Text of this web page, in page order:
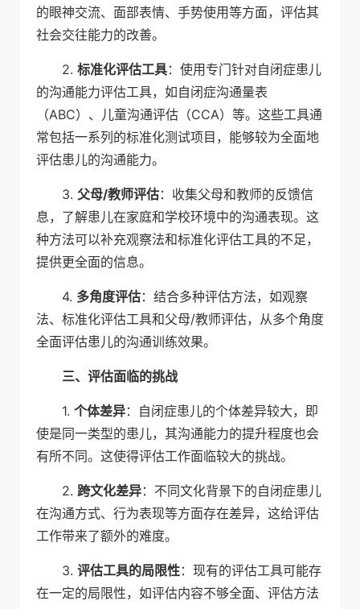
的眼神交流、面部表情、手势使用等方面，评估其
社会交往能力的改善。
2. 标准化评估工具：使用专门针对自闭症患儿
的沟通能力评估工具，如自闭症沟通量表
（ABC）、儿童沟通评估（CCA）等。这些工具通
常包括一系列的标准化测试项目，能够较为全面地
评估患儿的沟通能力。
3. 父母/教师评估：收集父母和教师的反馈信
息，了解患儿在家庭和学校环境中的沟通表现。这
种方法可以补充观察法和标准化评估工具的不足，
提供更全面的信息。
4. 多角度评估：结合多种评估方法，如观察
法、标准化评估工具和父母/教师评估，从多个角度
全面评估患儿的沟通训练效果。
三、评估面临的挑战
1. 个体差异：自闭症患儿的个体差异较大，即
使是同一类型的患儿，其沟通能力的提升程度也会
有所不同。这使得评估工作面临较大的挑战。
2. 跨文化差异：不同文化背景下的自闭症患儿
在沟通方式、行为表现等方面存在差异，这给评估
工作带来了额外的难度。
3. 评估工具的局限性：现有的评估工具可能存
在一定的局限性，如评估内容不够全面、评估方法